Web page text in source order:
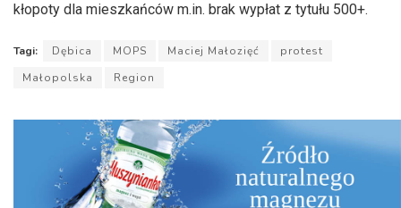
kłopoty dla mieszkańców m.in. brak wypłat z tytułu 500+.
Tagi: Dębica MOPS Maciej Małozięć
protest
Małopolska
Region